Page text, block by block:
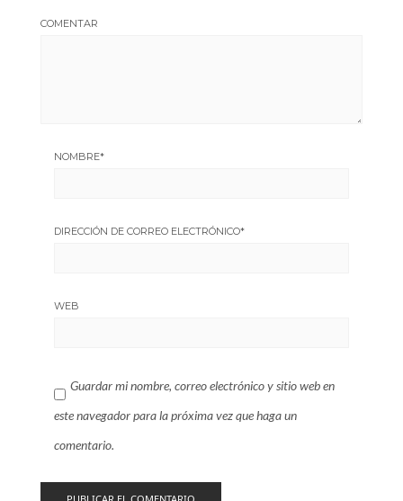
COMENTAR
NOMBRE*
DIRECCIÓN DE CORREO ELECTRÓNICO*
WEB
Guardar mi nombre, correo electrónico y sitio web en
este navegador para la próxima vez que haga un
comentario.